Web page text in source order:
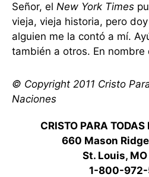
Señor, el New York Times
vieja, vieja historia, pero
alguien me la contó a mí.
también a otros. En nombre
© Copyright 2011 Cristo
Naciones
CRISTO PARA
660 Mason
St. Louis,
1-800-